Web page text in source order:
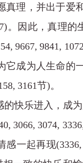
真理，并出于爱
。因此，真理
9667, 9841,
它成为人生命的
3161节)。
的快乐进入，成
3066, 3074,
一起再现